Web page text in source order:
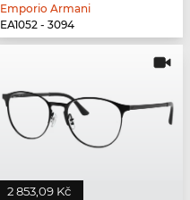
Emporio Armani
EA1052 - 3094
2 853,09 Kč